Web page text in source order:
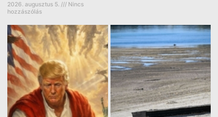
2026. augusztus 5.
Nincs
hozzászólás